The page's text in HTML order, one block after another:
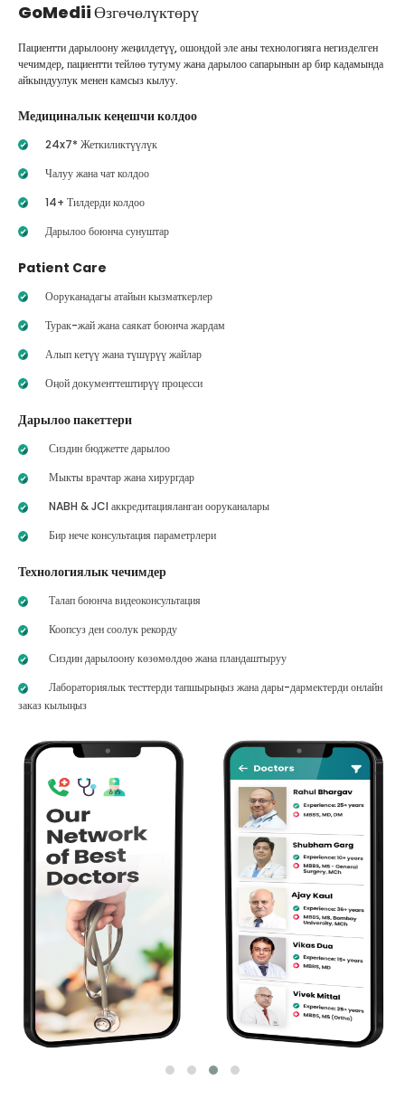
GoMediiӨзгөчөлүктөрү
Пациентти дарылоону жеңилдетүү, ошондой эле аны технологияга негизделген
чечимдер, пациентти тейлөө тутуму жана дарылоо сапарынын ар бир кадамында
айкындуулук менен камсыз кылуу.
Медициналык кеңешчи колдоо
24x7* Жеткиликтүүлүк
Чалуу жана чат колдоо
14+ Тилдерди колдоо
Дарылоо боюнча сунуштар
Patient Care
Ооруканадагы атайын кызматкерлер
Турак-жай жана саякат боюнча жардам
Алып кетүү жана түшүрүү жайлар
Оңой документтештирүү процесси
Дарылоо пакеттери
Сиздин бюджетте дарылоо
Мыкты врачтар жана хирургдар
NABH & JCI аккредитацияланган ооруканалары
Бир нече консультация параметрлери
Технологиялык чечимдер
Талап боюнча видеоконсультация
Коопсуз ден соолук рекорду
Сиздин дарылоону көзөмөлдөө жана пландаштыруу
Лабораториялык тесттерди тапшырыңыз жана дары-дармектерди онлайн
заказ кылыңыз